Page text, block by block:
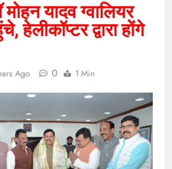
यादव ग्वालियर
हेलीकॉप्टर द्वारा होंगे
Ago 0 1 Min